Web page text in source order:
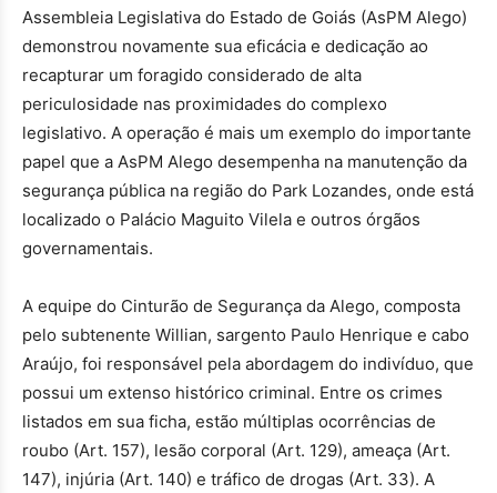
Assembleia Legislativa do Estado de Goiás (AsPM Alego)
demonstrou novamente sua eficácia e dedicação ao
recapturar um foragido considerado de alta
periculosidade nas proximidades do complexo
legislativo. A operação é mais um exemplo do importante
papel que a AsPM Alego desempenha na manutenção da
segurança pública na região do Park Lozandes, onde está
localizado o Palácio Maguito Vilela e outros órgãos
governamentais.
A equipe do Cinturão de Segurança da Alego, composta
pelo subtenente Willian, sargento Paulo Henrique e cabo
Araújo, foi responsável pela abordagem do indivíduo, que
possui um extenso histórico criminal. Entre os crimes
listados em sua ficha, estão múltiplas ocorrências de
roubo (Art. 157), lesão corporal (Art. 129), ameaça (Art.
147), injúria (Art. 140) e tráfico de drogas (Art. 33). A